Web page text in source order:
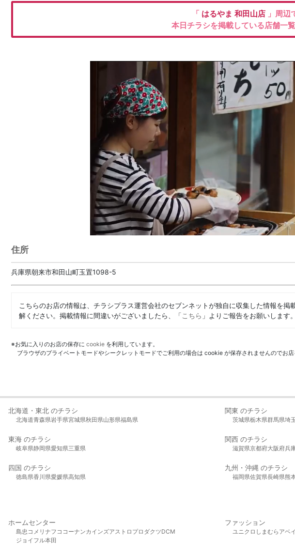
「 はるやま 和田山店 」周辺
本日チラシを掲載している店舗一
住所
兵庫県朝来市和田山町玉置1098-5
こちらのお店の情報は、チラシプラス運営会社のセブンネットが独自に収集した情報を
解ください。掲載情報に間違いがございましたら、「こちら 」よりご報告をお願いします。
※お気に入りのお店の保存に cookie を利用しています。
ブラウザのプライベートモードやシークレットモードでご利用の場合は cookie が保存されませんのでお店
北海道・東北 のチラシ
北海道青森県岩手県宮城県秋田県山形県福島県
関東 のチラシ
茨城県栃木県群馬県埼
東海 のチラシ
岐阜県静岡県愛知県三重県
関西 のチラシ
滋賀県京都府大阪府兵
四国 のチラシ
徳島県香川県愛媛県高知県
九州・沖縄 のチラシ
福岡県佐賀県長崎県熊
ホームセンター
島忠 コメリ ナフコ コーナンカインズアストロプロダクツDCM
ジョイフル本田
ファッション
ユニクロ しまむら アベ